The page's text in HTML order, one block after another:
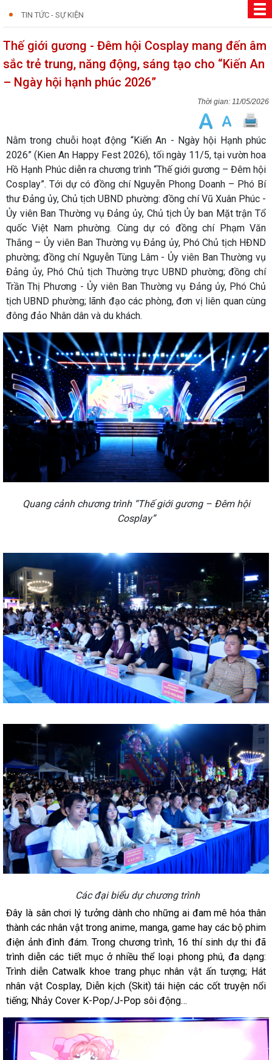
TIN TỨC - SỰ KIỆN
Thế giới gương - Đêm hội Cosplay mang đến âm
sắc trẻ trung, năng động, sáng tạo cho “Kiến An
– Ngày hội hạnh phúc 2026”
11/05/2026
Nằm trong chuỗi hoạt động “Kiến An - Ngày hội Hạnh phúc
2026” (Kien An Happy Fest 2026), tối ngày 11/5, tại vườn hoa
Hồ Hạnh Phúc diễn ra chương trình “Thế giới gương – Đêm hội
Cosplay”. Tới dự có đồng chí Nguyễn Phong Doanh – Phó Bí
thư Đảng ủy, Chủ tịch UBND phường: đồng chí Vũ Xuân Phúc -
Ủy viên Ban Thường vụ Đảng ủy, Chủ tịch Ủy ban Mặt trận Tổ
quốc Việt Nam phường. Cùng dự có đồng chí Phạm Văn
Thắng – Ủy viên Ban Thường vụ Đảng ủy, Phó Chủ tịch HĐND
phường; đồng chí Nguyễn Tùng Lâm - Ủy viên Ban Thường vụ
Đảng ủy, Phó Chủ tịch Thường trực UBND phường; đồng chí
Trần Thị Phương - Ủy viên Ban Thường vụ Đảng ủy, Phó Chủ
tịch UBND phường; lãnh đạo các phòng, đơn vị liên quan cùng
đông đảo Nhân dân và du khách.
Quang cảnh chương trình “Thế giới gương – Đêm hội
Cosplay”
Các đại biểu dự chương trình
Đây là sân chơi lý tưởng dành cho những ai đam mê hóa thân
thành các nhân vật trong anime, manga, game hay các bộ phim
điện ảnh đình đám. Trong chương trình, 16 thí sinh dự thi đã
trình diễn các tiết mục ở nhiều thể loại phong phú, đa dạng:
Trình diễn Catwalk khoe trang phục nhân vật ấn tượng; Hát
nhân vật Cosplay, Diễn kịch (Skit) tái hiện các cốt truyện nổi
tiếng; Nhảy Cover K-Pop/J-Pop sôi động…